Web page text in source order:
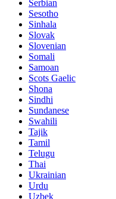
Serbian
Sesotho
Sinhala
Slovak
Slovenian
Somali
Samoan
Scots Gaelic
Shona
Sindhi
Sundanese
Swahili
Tajik
Tamil
Telugu
Thai
Ukrainian
Urdu
Uzbek